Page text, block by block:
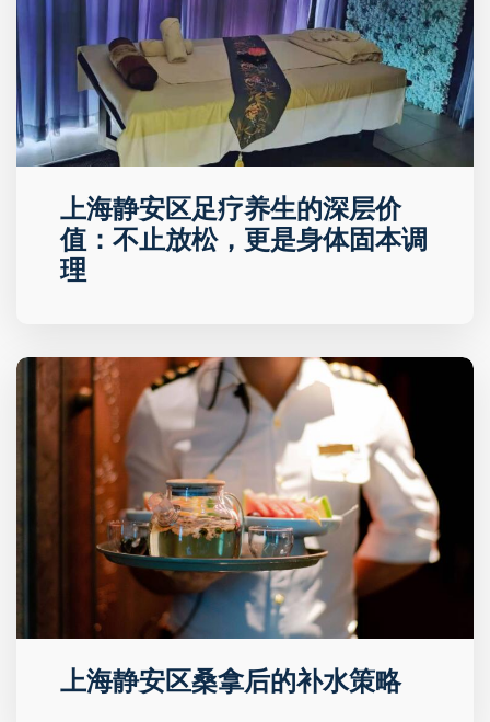
上海静安区足疗养生的深层价
值：不止放松，更是身体固本调
理
上海静安区桑拿后的补水策略